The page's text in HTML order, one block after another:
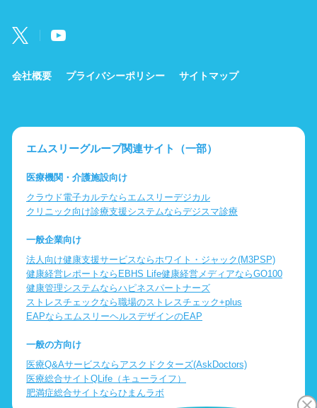
会社概要 プライバシーポリシー サイトマップ
エムスリーグループ関連サイト（一部）
医療機関・介護施設向け
クラウド電子カルテならエムスリーデジカル
クリニック向け診療支援システムならデジスマ診療
一般企業向け
法人向け健康支援サービスならホワイト・ジャック(M3PSP)
健康経営レポートならEBHS Life健康経営メディアならGO100
健康管理システムならハピネスパートナーズ
ストレスチェックなら職場のストレスチェック+plus
EAPならエムスリーヘルスデザインのEAP
一般の方向け
医療Q&Aサービスならアスクドクターズ(AskDoctors)
医療総合サイトQLife（キューライフ）
肥満症総合サイトならひまんラボ